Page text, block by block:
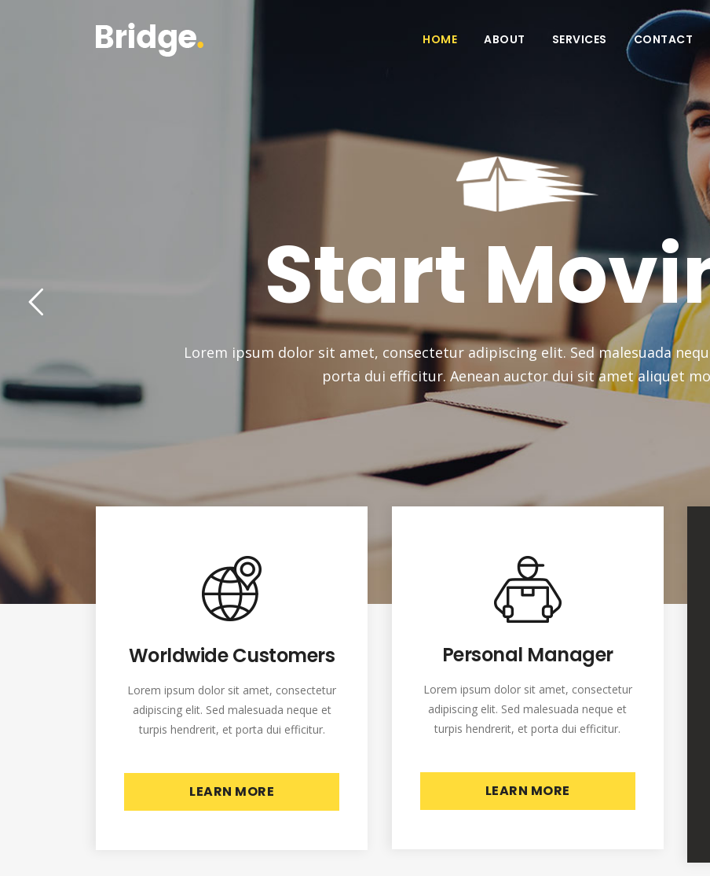
HOME ABOUT SERVICES CONTACT
Worldwide Customers
Lorem ipsum dolor sit amet, consectetur
adipiscing elit. Sed malesuada neque et
turpis hendrerit, et porta dui efficitur.
LEARN MORE
Personal Manager
Lorem ipsum dolor sit amet, consectetur
adipiscing elit. Sed malesuada neque et
turpis hendrerit, et porta dui efficitur.
LEARN MORE